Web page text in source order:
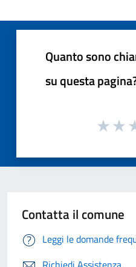
Quanto sono
su questa
Contatta il comune
Leggi le domande